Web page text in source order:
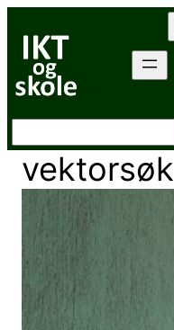
innhold
vektorsøk